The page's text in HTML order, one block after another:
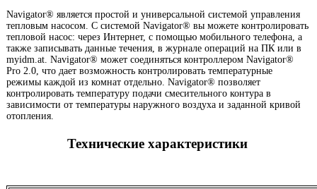
Navigator® является простой и универсальной системой управления
тепловым насосом. С системой Navigator® вы можете контролировать
тепловой насос: через Интернет, с помощью мобильного телефона, а
также записывать данные течения, в журнале операций на ПК или в
myidm.at. Navigator® может соединяться контроллером Navigator®
Pro 2.0, что дает возможность контролировать температурные
режимы каждой из комнат отдельно. Navigator® позволяет
контролировать температуру подачи смесительного контура в
зависимости от температуры наружного воздуха и заданной кривой
отопления.
Технические характеристики